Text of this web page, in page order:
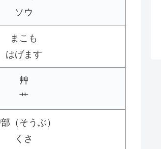
ソウ
まこも
はげます
艸
艹
（そうぶ）
くさ